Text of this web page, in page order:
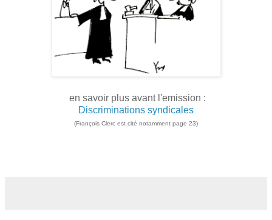
en savoir plus avant l'emission :
Discriminations syndicales
(François Clerc est cité notamment page 23)